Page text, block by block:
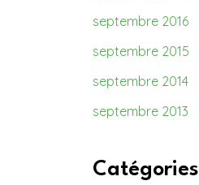
septembre 2016
septembre 2015
septembre 2014
septembre 2013
Catégories